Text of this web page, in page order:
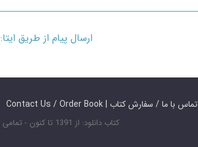
ارسال پیام از طریق ایتا: 09390588906
Contact Us / Order Book | تماس با ما / سفارش کتاب
کتاب دانلود: از 1391 تا کنون - تمامی حقوق محفوظ است